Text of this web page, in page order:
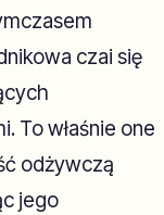
czai się
To właśnie one
odżywczą
jego